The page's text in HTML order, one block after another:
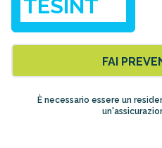
FAI
È necessario essere un